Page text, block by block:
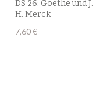
DS 26: Goethe und J.
H. Merck
7,60€